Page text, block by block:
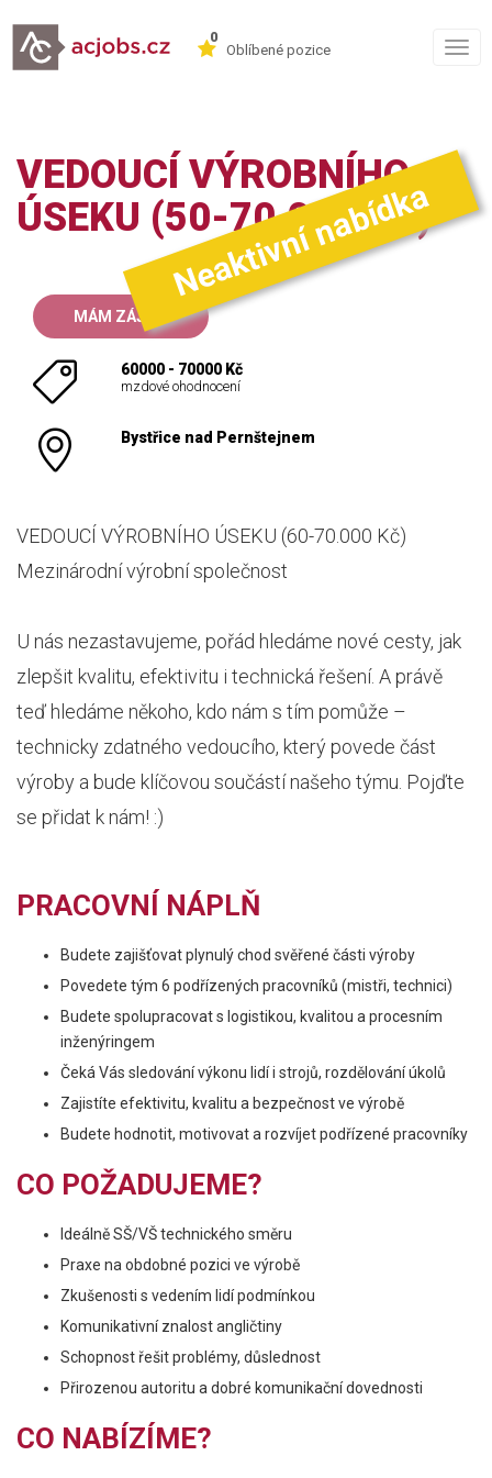
0
Oblíbené pozice
VEDOUCÍ VÝROBNÍHO
ÚSEKU (50-70.000 KČ)
Neaktivní nabídka
MÁM ZÁJEM
60000 - 70000 Kč
mzdové ohodnocení
Bystřice nad Pernštejnem
VEDOUCÍ VÝROBNÍHO ÚSEKU (60-70.000 Kč)
Mezinárodní výrobní společnost
U nás nezastavujeme, pořád hledáme nové cesty, jak
zlepšit kvalitu, efektivitu i technická řešení. A právě
teď hledáme někoho, kdo nám s tím pomůže –
technicky zdatného vedoucího, který povede část
výroby a bude klíčovou součástí našeho týmu. Pojďte
se přidat k nám! :)
PRACOVNÍ NÁPLŇ
Budete zajišťovat plynulý chod svěřené části výroby
Povedete tým 6 podřízených pracovníků (mistři, technici)
Budete spolupracovat s logistikou, kvalitou a procesním
inženýringem
Čeká Vás sledování výkonu lidí i strojů, rozdělování úkolů
Zajistíte efektivitu, kvalitu a bezpečnost ve výrobě
Budete hodnotit, motivovat a rozvíjet podřízené pracovníky
CO POŽADUJEME?
Ideálně SŠ/VŠ technického směru
Praxe na obdobné pozici ve výrobě
Zkušenosti s vedením lidí podmínkou
Komunikativní znalost angličtiny
Schopnost řešit problémy, důslednost
Přirozenou autoritu a dobré komunikační dovednosti
CO NABÍZÍME?